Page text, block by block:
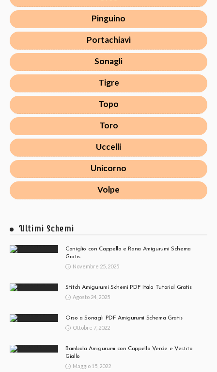
Pinguino
Portachiavi
Sonagli
Tigre
Topo
Toro
Uccelli
Unicorno
Volpe
Ultimi Schemi
Coniglio con Cappello e Rana Amigurumi Schema
Gratis
Novembre 25, 2025
Stitch Amigurumi Schemi PDF Itala Tutorial Gratis
Agosto 24, 2025
Orso a Sonagli PDF Amigurumi Schema Gratis
Ottobre 7, 2022
Bambola Amigurumi con Cappello Verde e Vestito
Giallo
Maggio 15, 2022